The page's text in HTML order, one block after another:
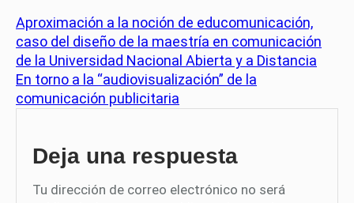
Aproximación a la noción de educomunicación,
caso del diseño de la maestría en comunicación
de la Universidad Nacional Abierta y a Distancia
En torno a la “audiovisualización” de la
comunicación publicitaria
Deja una respuesta
Tu dirección de correo electrónico no será